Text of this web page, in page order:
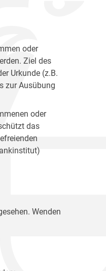
oder
Ziel des
Urkunde (z.B.
zur Ausübung
oder
das
Wenden